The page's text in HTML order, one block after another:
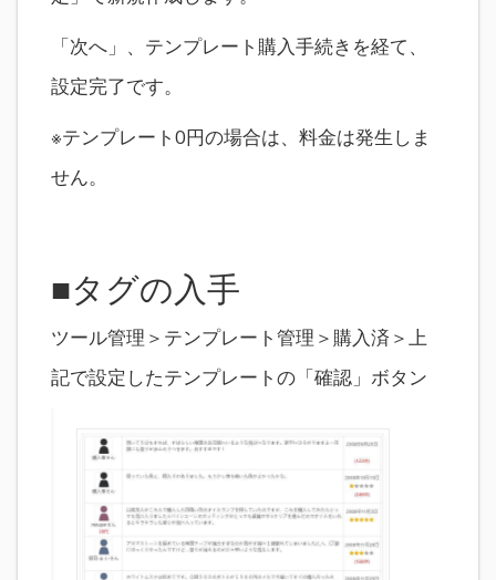
「次へ」、テンプレート購入手続きを経て、
設定完了です。
※テンプレート0円の場合は、料金は発生しま
せん。
■タグの入手
ツール管理＞テンプレート管理＞購入済＞上
記で設定したテンプレートの「確認」ボタン